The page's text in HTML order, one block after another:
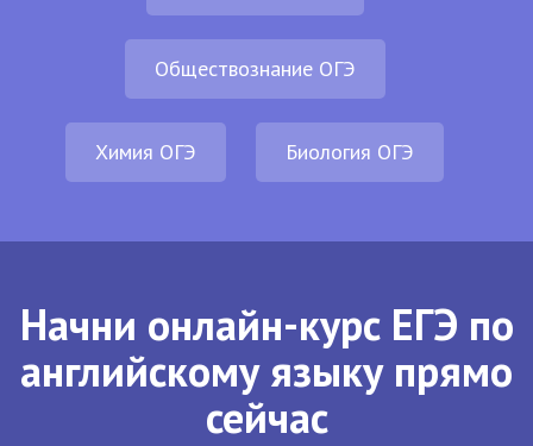
Обществознание ОГЭ
Химия ОГЭ Биология ОГЭ
Начни онлайн-курс ЕГЭ по
английскому языку прямо
сейчас